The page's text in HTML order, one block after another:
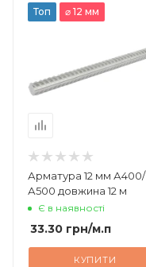
Топ ⌀ 12 мм
Арматура 12 мм А400/
А500 довжина 12 м
Є в наявності
33.30 грн/м.п
КУПИТИ